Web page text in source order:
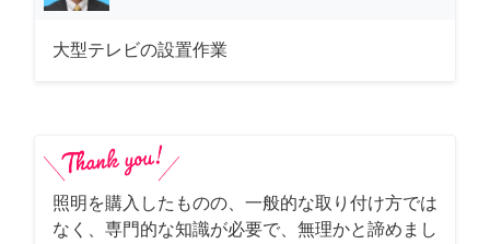
大型テレビの設置作業
照明を購入したものの、一般的な取り付け方では
なく、専門的な知識が必要で、無理かと諦めまし